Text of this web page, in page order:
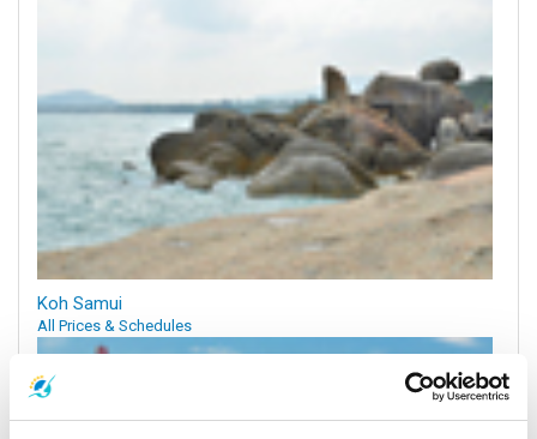
Koh Samui
All Prices & Schedules